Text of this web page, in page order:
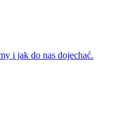
i jak do nas dojechać.